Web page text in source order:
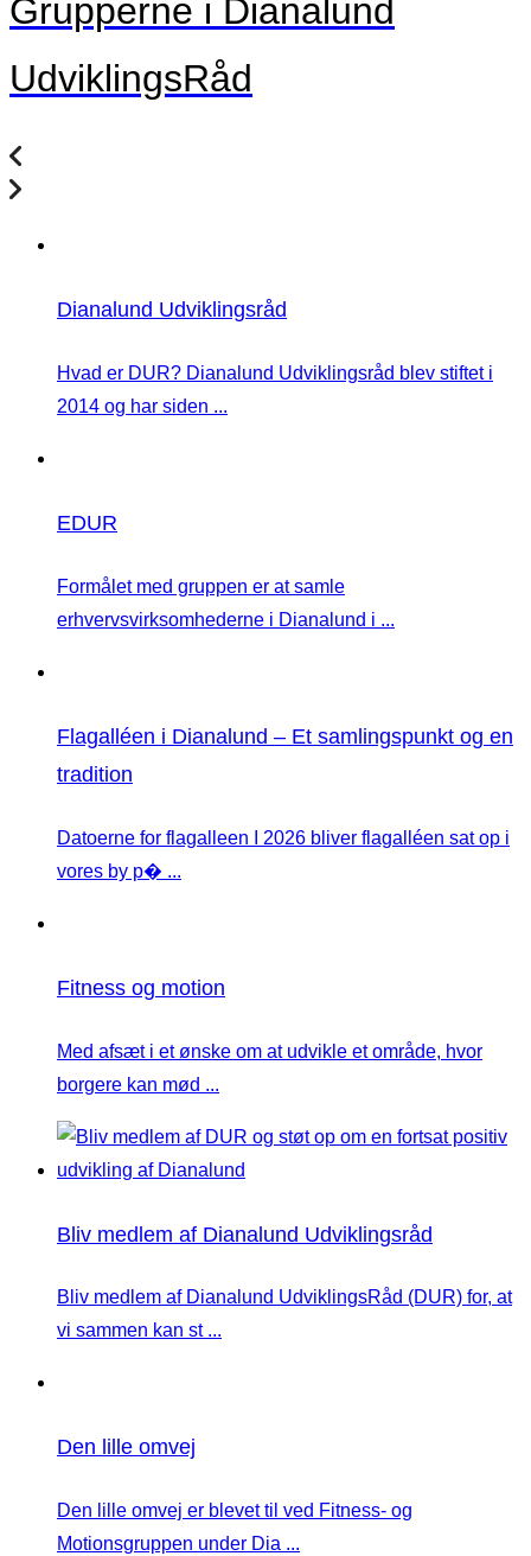
Grupperne i Dianalund
UdviklingsRåd
Dianalund Udviklingsråd
Hvad er DUR? Dianalund Udviklingsråd blev stiftet i
2014 og har siden ...
EDUR
Formålet med gruppen er at samle
erhvervsvirksomhederne i Dianalund i ...
Flagalléen i Dianalund – Et samlingspunkt og en
tradition
Datoerne for flagalleen I 2026 bliver flagalléen sat op i
vores by p� ...
Fitness og motion
Med afsæt i et ønske om at udvikle et område, hvor
borgere kan mød ...
Bliv medlem af Dianalund Udviklingsråd
Bliv medlem af Dianalund UdviklingsRåd (DUR) for, at
vi sammen kan st ...
Den lille omvej
Den lille omvej er blevet til ved Fitness- og
Motionsgruppen under Dia ...